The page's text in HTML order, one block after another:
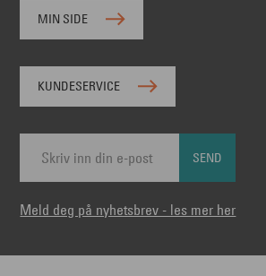
MIN SIDE
KUNDESERVICE
SEND
Meld deg på nyhetsbrev - les mer her